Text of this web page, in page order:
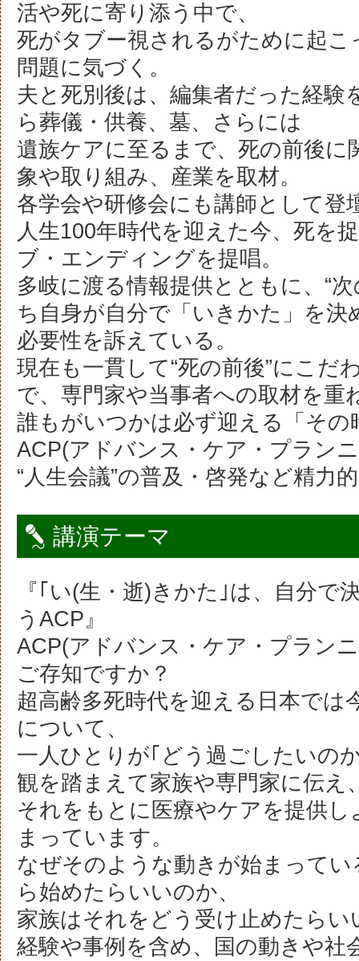
活や死に寄り添う中で、
死がタブー視されるがために起
問題に気づく。
夫と死別後は、編集者だった経験
ら葬儀・供養、墓、さらには
遺族ケアに至るまで、死の前後に
象や取り組み、産業を取材。
各学会や研修会にも講師として登
人生100年時代を迎えた今、死を
ブ・エンディングを提唱。
多岐に渡る情報提供とともに、“
ち自身が自分で「いきかた」を決
必要性を訴えている。
現在も一貫して“死の前後”にこだ
で、専門家や当事者への取材を重
誰もがいつかは必ず迎える「その
ACP(アドバンス・ケア・プラン
“人生会議”の普及・啓発など精力
講演テーマ
『｢い(生・逝)きかた｣は、自分で
うACP』
ACP(アドバンス・ケア・プラン
ご存知ですか？
超高齢多死時代を迎える日本では
について、
一人ひとりが｢どう過ごしたいの
観を踏まえて家族や専門家に伝え
それをもとに医療やケアを提供
まっています。
なぜそのような動きが始まって
ら始めたらいいのか、
家族はそれをどう受け止めたらい
経験や事例を含め、国の動きや社